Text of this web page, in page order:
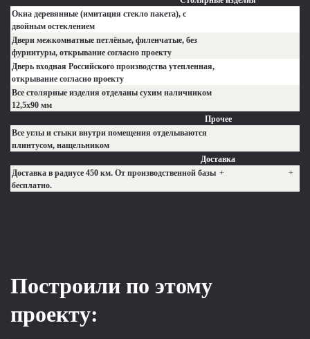
Окна деревянные (имитация стекло пакета), с
двойным остеклением
Двери межкомнатные петлёные, филенчатые, без
фурнитуры, открывание согласно проекту
Дверь входная Российского производства утепленная,
открывание согласно проекту
Все столярные изделия отделаны сухим наличником
12,5х90 мм
Прочее
Все углы и стыки внутри помещения отделываются
плинтусом, нащельником
Доставка
Доставка в радиусе 450 км. От производственной базы
бесплатно.
+ +
Построили по этому
проекту: